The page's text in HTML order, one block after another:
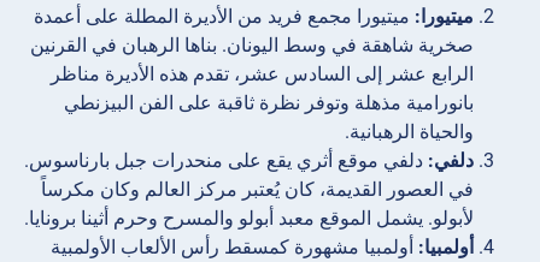
ميتيورا: ميتيورا مجمع فريد من الأديرة المطلة على أعمدة
صخرية شاهقة في وسط اليونان. بناها الرهبان في القرنين
الرابع عشر إلى السادس عشر، تقدم هذه الأديرة مناظر
بانورامية مذهلة وتوفر نظرة ثاقبة على الفن البيزنطي
والحياة الرهبانية.
دلفي: دلفي موقع أثري يقع على منحدرات جبل بارناسوس.
في العصور القديمة، كان يُعتبر مركز العالم وكان مكرساً
لأبولو. يشمل الموقع معبد أبولو والمسرح وحرم أثينا برونايا.
أولمبيا: أولمبيا مشهورة كمسقط رأس الألعاب الأولمبية